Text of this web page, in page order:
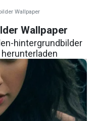
Wallpaper
Wallpaper
hintergrundbilder